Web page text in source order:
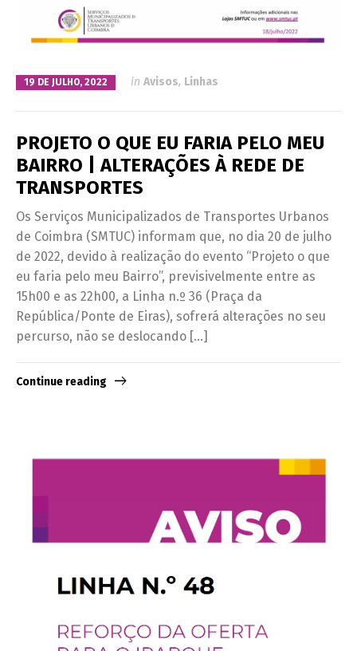
19 DE JULHO, 2022 in Avisos, Linhas
PROJETO O QUE EU FARIA PELO MEU
BAIRRO | ALTERAÇÕES À REDE DE
TRANSPORTES
Os Serviços Municipalizados de Transportes Urbanos
de Coimbra (SMTUC) informam que, no dia 20 de julho
de 2022, devido à realização do evento “Projeto o que
eu faria pelo meu Bairro”, previsivelmente entre as
15h00 e as 22h00, a Linha n.º 36 (Praça da
República/Ponte de Eiras), sofrerá alterações no seu
percurso, não se deslocando […]
Continue reading